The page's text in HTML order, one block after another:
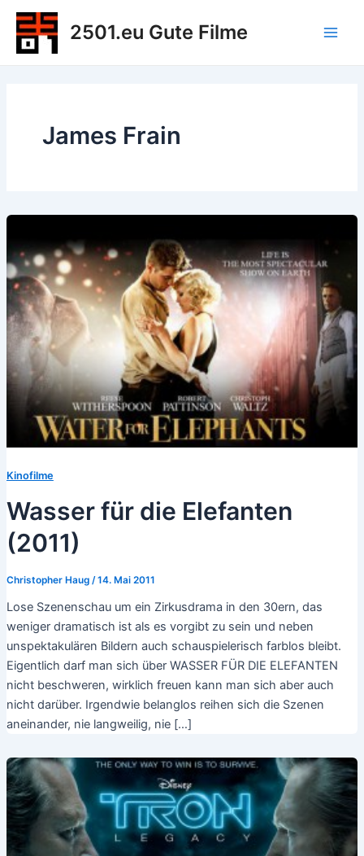
Zum
Inhalt
springen
2501.eu Gute Filme
James Frain
Kinofilme
Wasser für die Elefanten
(2011)
Christopher Haug /14. Mai 2011
Lose Szenenschau um ein Zirkusdrama in den 30ern, das
weniger dramatisch ist als es vorgibt zu sein und neben
unspektakulären Bildern auch schauspielerisch farblos bleibt.
Eigentlich darf man sich über WASSER FÜR DIE ELEFANTEN
nicht beschweren, wirklich freuen kann man sich aber auch
nicht darüber. Irgendwie belanglos reihen sich die Szenen
aneinander, nie langweilig, nie […]